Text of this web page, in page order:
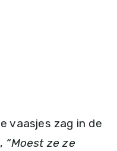
vaasjes zag in de
“Moest ze ze